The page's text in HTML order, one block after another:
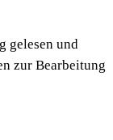
gelesen und
zur Bearbeitung